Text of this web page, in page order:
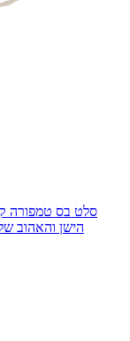
סלט בס טמפורה
הישן והאהוב